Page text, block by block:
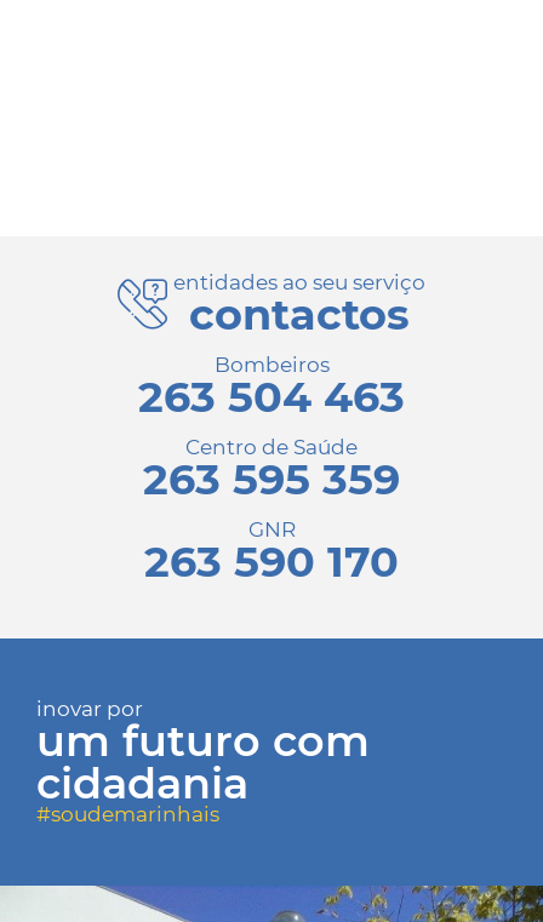
entidades ao seu serviço
contactos
Bombeiros
263 504 463
Centro de Saúde
263 595 359
GNR
263 590 170
inovar por
um futuro com
cidadania
#soudemarinhais